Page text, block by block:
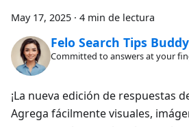
May 17, 2025 · 4 min de lectura
Felo Search Tips Buddy
Committed to answers at your
¡La nueva edición de respuestas
Agrega fácilmente visuales,